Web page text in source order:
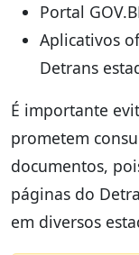
Portal
Aplicativos
Detrans
É importante
prometem
documentos,
páginas do
em diversos